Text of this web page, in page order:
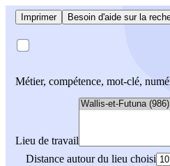
Imprimer Besoin d'aide sur la
Métier, compétence, mot-clé,
Lieu de travail
Distance autour du lieu choisi